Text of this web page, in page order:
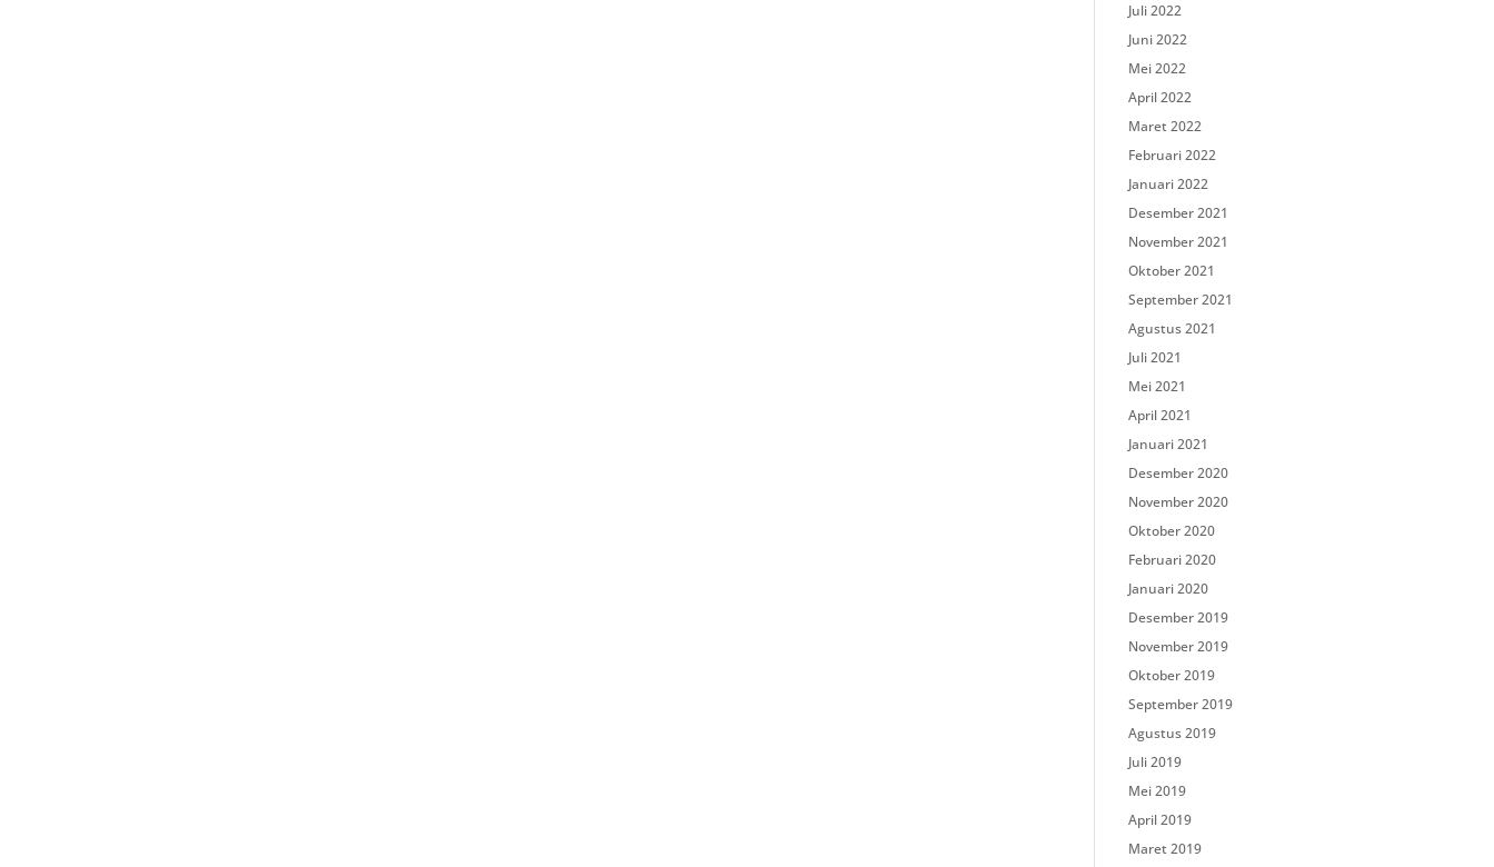
Juli 2022
Juni 2022
Mei 2022
April 2022
Maret 2022
Februari 2022
Januari 2022
Desember 2021
November 2021
Oktober 2021
September 2021
Agustus 2021
Juli 2021
Mei 2021
April 2021
Januari 2021
Desember 2020
November 2020
Oktober 2020
Februari 2020
Januari 2020
Desember 2019
November 2019
Oktober 2019
September 2019
Agustus 2019
Juli 2019
Mei 2019
April 2019
Maret 2019